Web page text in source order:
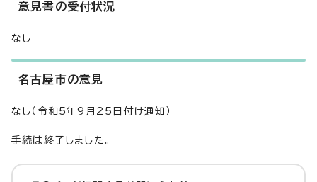
意見書の受付状況
なし
名古屋市の意見
なし（令和5年9月25日付け通知）
手続は終了しました。